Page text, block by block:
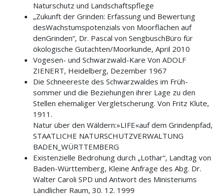
Naturschutz und Landschaftspflege
„Zukunft der Grinden: Erfassung und Bewertung
desWachstumspotenzials von Moorflächen auf
denGrinden“, Dr. Pascal von SengbuschBüro für
ökologische Gutachten/Moorkunde, April 2010
Vogesen- und Schwarzwald-Kare Von ADOLF
ZIENERT, Heidelberg, Dezember 1967
Die Schneereste des Schwarzwaldes im Früh­
sommer und die Beziehungen ihrer Lage zu den
Stellen ehemaliger Vergletscherung. Von Fritz Klute,
1911.
Natur über den Wäldern:»LIFE«auf dem Grindenpfad,
STAATLICHE NATURSCHUTZVERWALTUNG
BADEN_WÜRTTEMBERG
Existenzielle Bedrohung durch „Lothar“, Landtag von
Baden-Württemberg, Kleine Anfrage des Abg. Dr.
Walter Caroli SPD und Antwort des Ministeriums
Ländlicher Raum, 30. 12. 1999